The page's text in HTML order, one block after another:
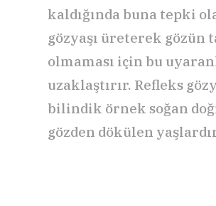
kaldığında buna tepki
gözyaşı üreterek gözün
olmaması için bu
uzaklaştırır. Refleks
bilindik örnek soğan
gözden dökülen